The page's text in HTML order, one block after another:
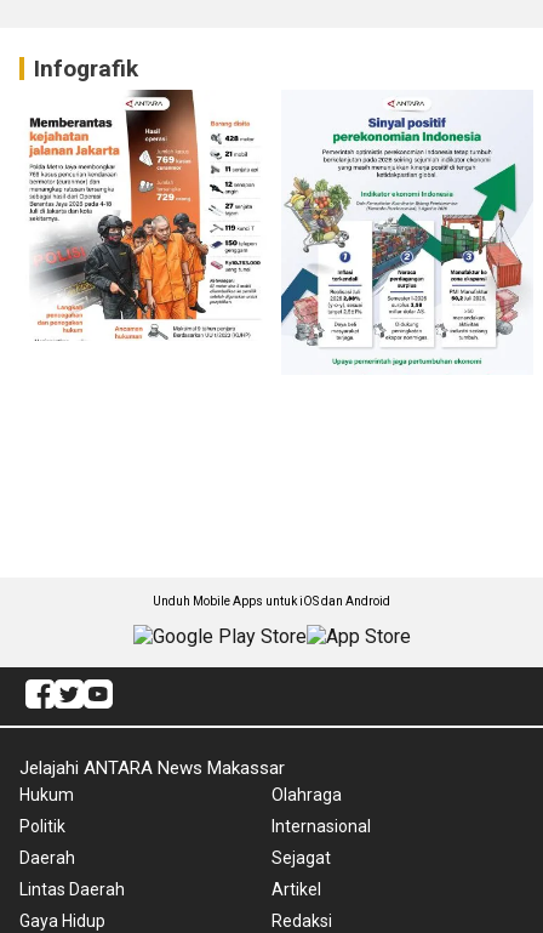
Infografik
Unduh Mobile Apps untuk iOS dan Android
Jelajahi ANTARA News Makassar
Hukum
Politik
Daerah
Lintas Daerah
Gaya Hidup
Olahraga
Internasional
Sejagat
Artikel
Redaksi